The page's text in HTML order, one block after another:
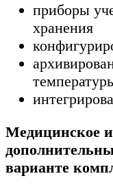
приборы
хранения
Медицинское
варианте